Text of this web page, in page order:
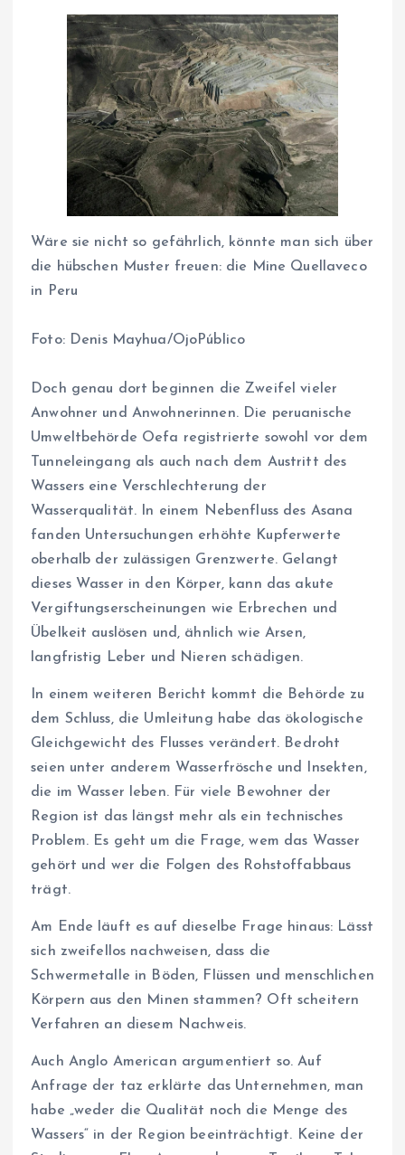
Wäre sie nicht so gefährlich, könnte man sich über
die hübschen Muster freuen: die Mine Quellaveco
in Peru
Foto: Denis Mayhua/OjoPúblico
Doch genau dort beginnen die Zweifel vieler
Anwohner und Anwohnerinnen. Die peruanische
Umweltbehörde Oefa registrierte sowohl vor dem
Tunneleingang als auch nach dem Austritt des
Wassers eine Verschlechterung der
Wasserqualität. In einem Nebenfluss des Asana
fanden Untersuchungen erhöhte Kupferwerte
oberhalb der zulässigen Grenzwerte. Gelangt
dieses Wasser in den Körper, kann das akute
Vergiftungserscheinungen wie Erbrechen und
Übelkeit auslösen und, ähnlich wie Arsen,
langfristig Leber und Nieren schädigen.
In einem weiteren Bericht kommt die Behörde zu
dem Schluss, die Umleitung habe das ökologische
Gleichgewicht des Flusses verändert. Bedroht
seien unter anderem Wasserfrösche und Insekten,
die im Wasser leben. Für viele Bewohner der
Region ist das längst mehr als ein technisches
Problem. Es geht um die Frage, wem das Wasser
gehört und wer die Folgen des Rohstoffabbaus
trägt.
Am Ende läuft es auf dieselbe Frage hinaus: Lässt
sich zweifellos nachweisen, dass die
Schwermetalle in Böden, Flüssen und menschlichen
Körpern aus den Minen stammen? Oft scheitern
Verfahren an diesem Nachweis.
Auch Anglo American argumentiert so. Auf
Anfrage der taz erklärte das Unternehmen, man
habe „weder die Qualität noch die Menge des
Wassers“ in der Region beeinträchtigt. Keine der